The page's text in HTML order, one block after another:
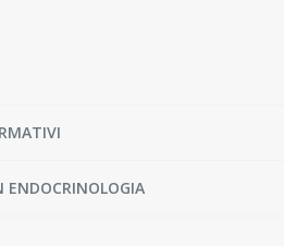
ENDOCRINOLOGIA